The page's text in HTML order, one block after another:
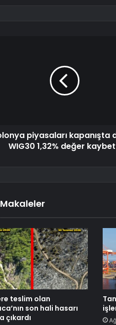
piyasaları kapanışta
WIG30 1,32% değer
teslim olan
son hali hasarı
çıkardı